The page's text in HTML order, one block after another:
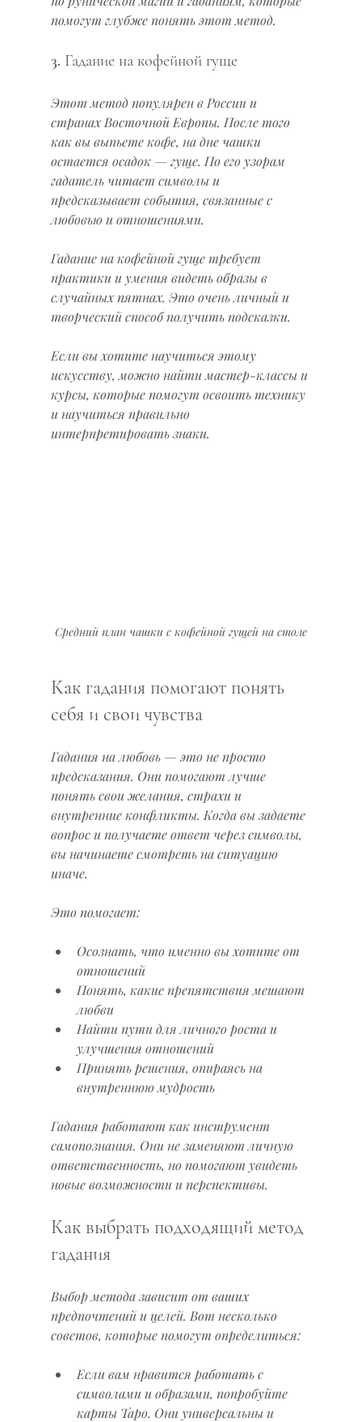
помогут глубже понять этот метод.
3. Гадание на кофейной гуще
Этот метод популярен в России и
странах Восточной Европы. После того
как вы выпьете кофе, на дне чашки
остается осадок — гуще. По его узорам
гадатель читает символы и
предсказывает события, связанные с
любовью и отношениями.
Гадание на кофейной гуще требует
практики и умения видеть образы в
случайных пятнах. Это очень личный и
творческий способ получить подсказки.
Если вы хотите научиться этому
искусству, можно найти мастер-классы и
курсы, которые помогут освоить технику
и научиться правильно
интерпретировать знаки.
Средний план чашки с кофейной гущей на столе
Как гадания помогают понять
себя и свои чувства
Гадания на любовь — это не просто
предсказания. Они помогают лучше
понять свои желания, страхи и
внутренние конфликты. Когда вы задаете
вопрос и получаете ответ через символы,
вы начинаете смотреть на ситуацию
иначе.
Это помогает:
Осознать, что именно вы хотите от
отношений
Понять, какие препятствия мешают
любви
Найти пути для личного роста и
улучшения отношений
Принять решения, опираясь на
внутреннюю мудрость
Гадания работают как инструмент
самопознания. Они не заменяют личную
ответственность, но помогают увидеть
новые возможности и перспективы.
Как выбрать подходящий метод
гадания
Выбор метода зависит от ваших
предпочтений и целей. Вот несколько
советов, которые помогут определиться:
Если вам нравится работать с
символами и образами, попробуйте
карты Таро. Они универсальны и